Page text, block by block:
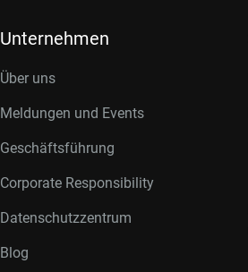
Unternehmen
Über uns
Meldungen und Events
Geschäftsführung
Corporate Responsibility
Datenschutzzentrum
Blog